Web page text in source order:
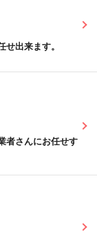
出来ます。
者さんにお任せす